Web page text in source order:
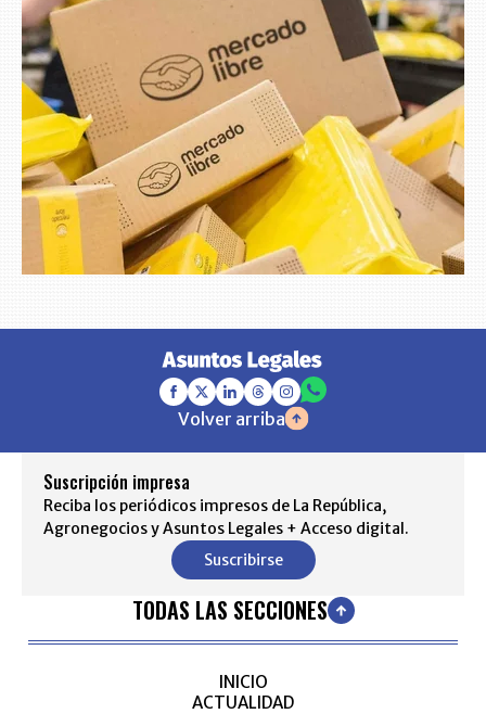
Volver arriba
Suscripción impresa
Reciba los periódicos impresos de La República,
Agronegocios y Asuntos Legales + Acceso digital.
Suscribirse
TODAS LAS SECCIONES
INICIO
ACTUALIDAD